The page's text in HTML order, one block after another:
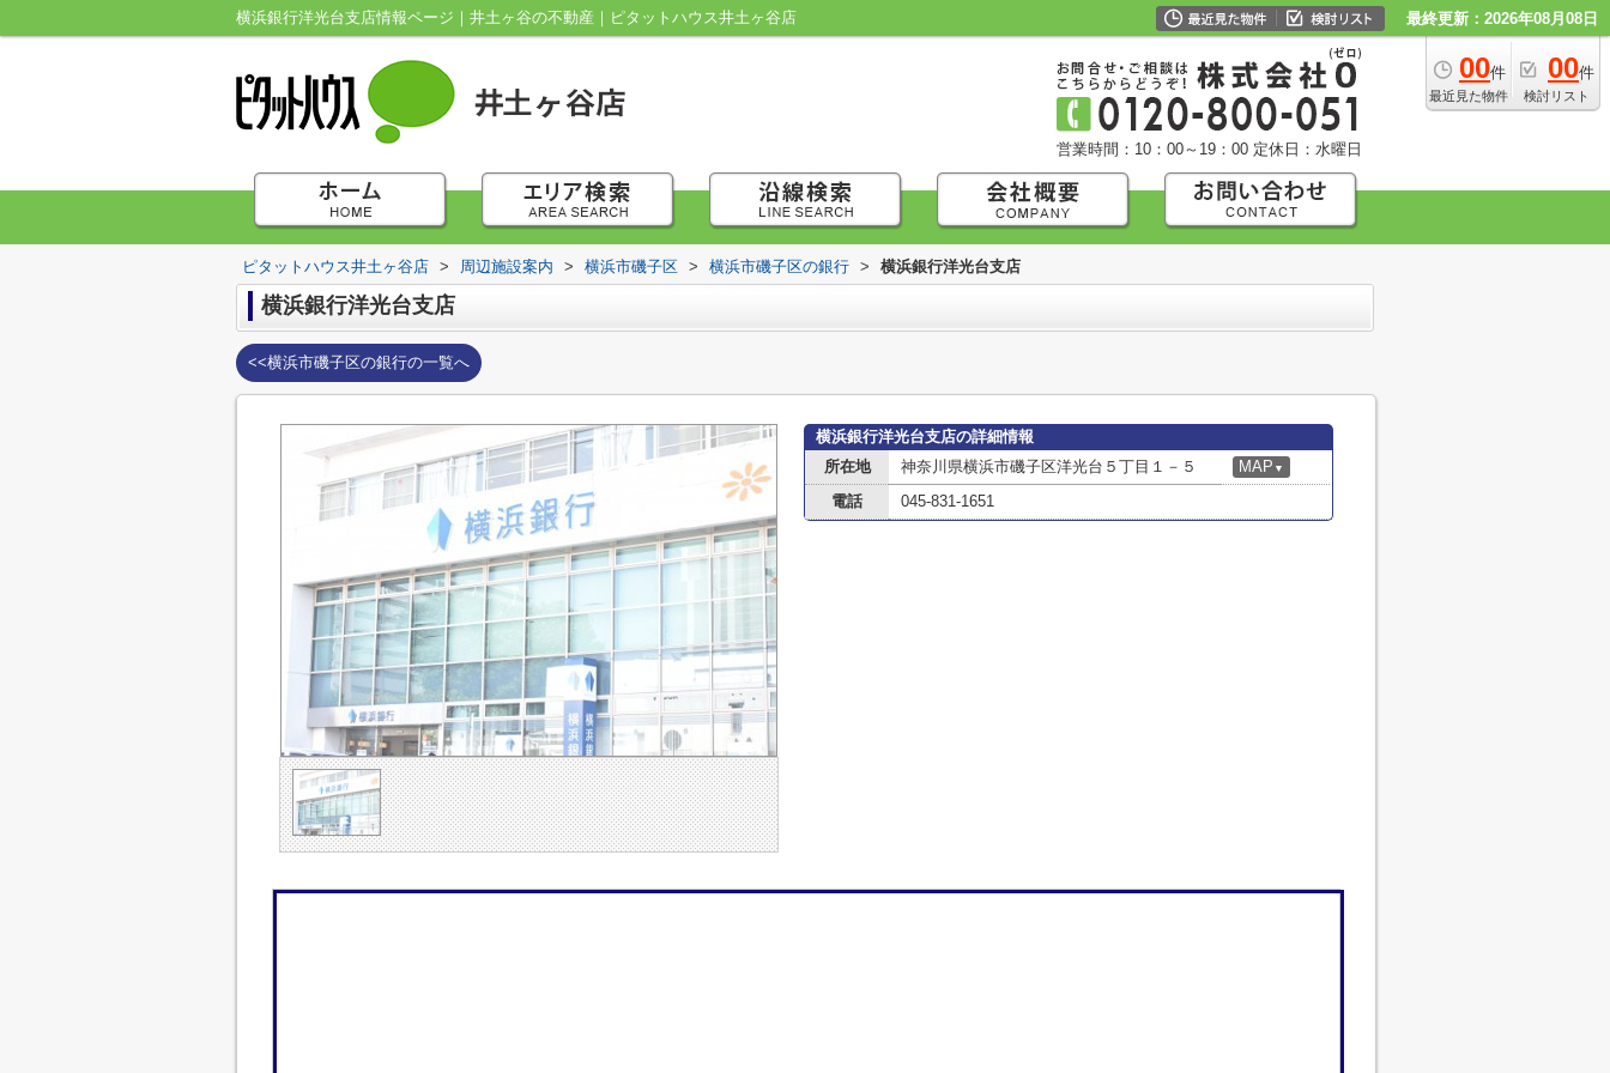
横浜銀行洋光台支店情報ページ｜井土ヶ谷の不動産｜ピタットハウス井土ヶ谷店 最終更新：2026年08月08日
00件
最近見た物件
00件
検討リスト
営業時間：10：00～19：00 定休日：水曜日
ピタットハウス井土ヶ谷店 > 周辺施設案内 > 横浜市磯子区 > 横浜市磯子区の銀行 > 横浜銀行洋光台支店
横浜銀行洋光台支店
<<横浜市磯子区の銀行の一覧へ
横浜銀行洋光台支店の詳細情報
所在地
神奈川県横浜市磯子区洋光台５丁目１－５ MAP ▼
電話 045-831-1651